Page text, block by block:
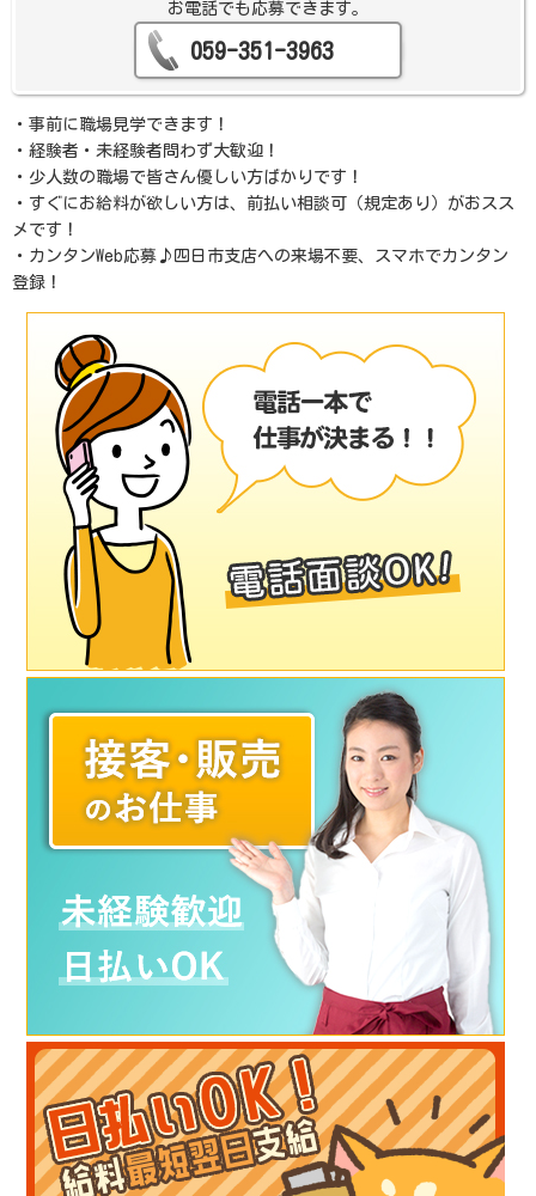
お電話でも応募できます。
059-351-3963
・事前に職場見学できます！
・経験者・未経験者問わず大歓迎！
・少人数の職場で皆さん優しい方ばかりです！
・すぐにお給料が欲しい方は、前払い相談可（規定あり）がおスス
メです！
・カンタンWeb応募♪四日市支店への来場不要、スマホでカンタン
登録！